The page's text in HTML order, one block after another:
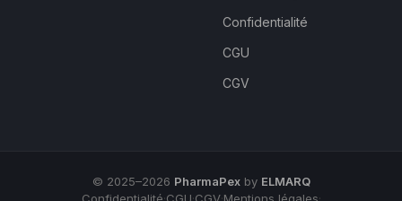
Confidentialité
CGU
CGV
© 2025–2026 PharmaPexby ELMARQ